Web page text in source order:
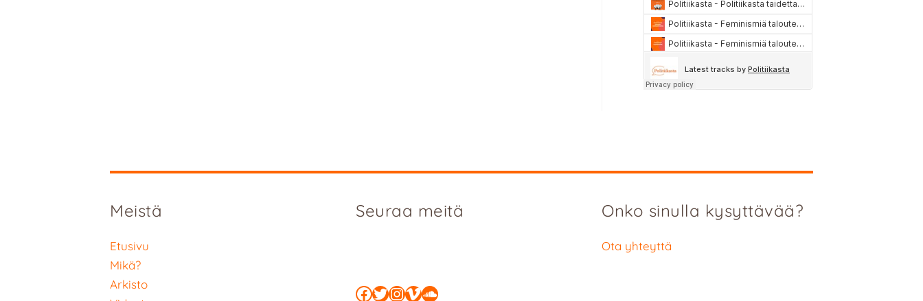
Meistä
Etusivu
Mikä?
Arkisto
Seuraa meitä
Facebook
Twitter
Instagram
Vimeo
SoundCloud
Onko sinulla kysyttävää?
Ota yhteyttä